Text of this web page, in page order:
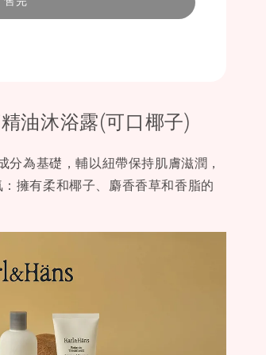
油沐浴露(可口椰子)
為基礎，輔以紐帶保持肌膚滋潤，
擁有柔和椰子、麝香香草和香脂的